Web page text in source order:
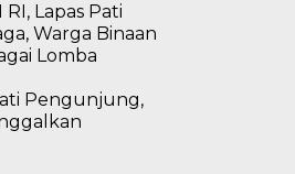
Lapas Pati
Warga Binaan
Lomba
Pengunjung,